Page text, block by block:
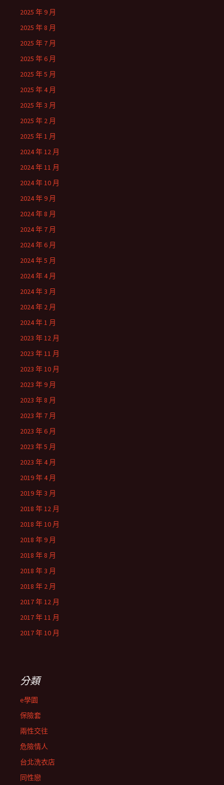
2025 年 9 月
2025 年 8 月
2025 年 7 月
2025 年 6 月
2025 年 5 月
2025 年 4 月
2025 年 3 月
2025 年 2 月
2025 年 1 月
2024 年 12 月
2024 年 11 月
2024 年 10 月
2024 年 9 月
2024 年 8 月
2024 年 7 月
2024 年 6 月
2024 年 5 月
2024 年 4 月
2024 年 3 月
2024 年 2 月
2024 年 1 月
2023 年 12 月
2023 年 11 月
2023 年 10 月
2023 年 9 月
2023 年 8 月
2023 年 7 月
2023 年 6 月
2023 年 5 月
2023 年 4 月
2019 年 4 月
2019 年 3 月
2018 年 12 月
2018 年 10 月
2018 年 9 月
2018 年 8 月
2018 年 3 月
2018 年 2 月
2017 年 12 月
2017 年 11 月
2017 年 10 月
分類
e學園
保險套
兩性交往
危險情人
台北洗衣店
同性戀